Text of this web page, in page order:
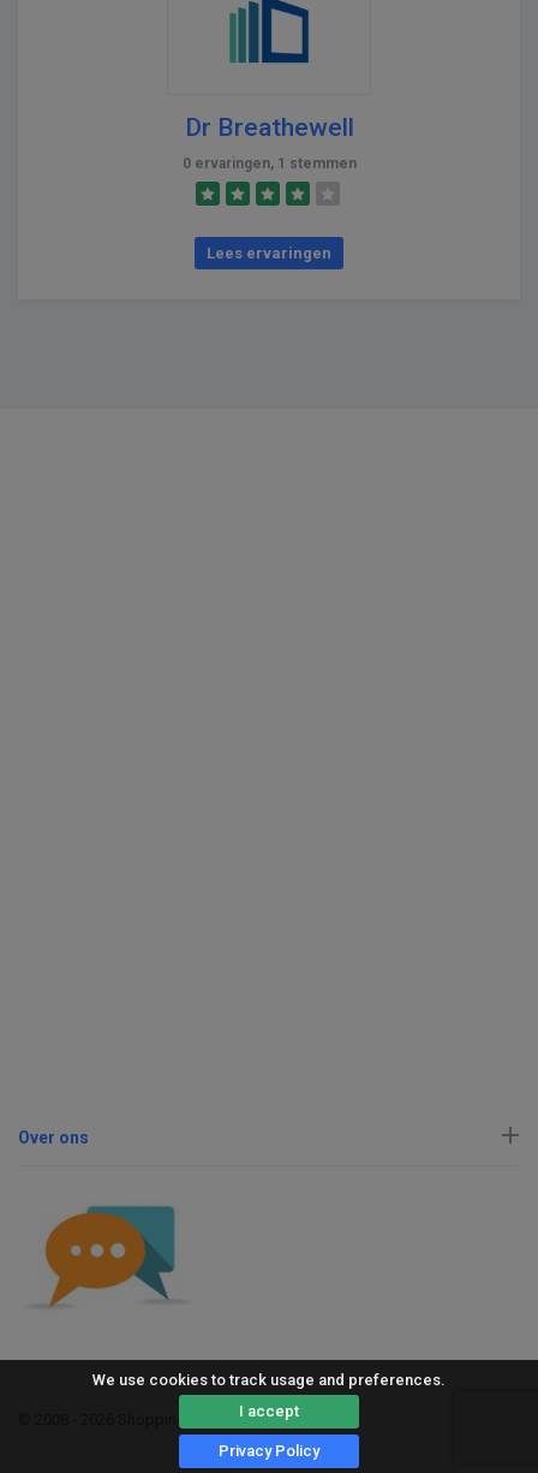
We use cookies to track usage and preferences.
I accept
Privacy Policy
Dr Breathewell
0 ervaringen, 1 stemmen
Lees ervaringen
Over ons
© 2008 - 2026 ShoppingErvaring